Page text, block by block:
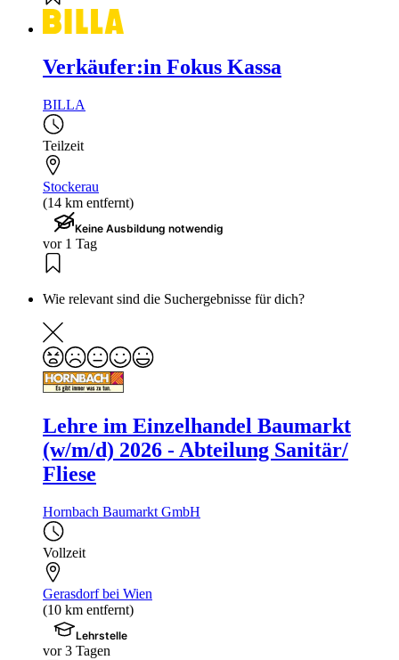
Verkäufer:in Fokus Kassa
BILLA
Teilzeit
Stockerau
(14 km entfernt)
Keine Ausbildung notwendig
vor 1 Tag
Wie relevant sind die Suchergebnisse für dich?
Lehre im Einzelhandel Baumarkt
(w/m/d) 2026 - Abteilung Sanitär/
Fliese
Hornbach Baumarkt GmbH
Vollzeit
Gerasdorf bei Wien
(10 km entfernt)
Lehrstelle
vor 3 Tagen